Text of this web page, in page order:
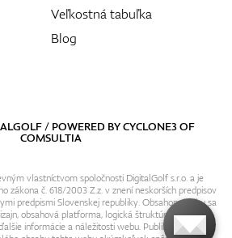
Veľkostná tabuľka
Blog
/ POWERED BYCYCLONE3OF
COMSULTIA
vlastníctvom spoločnosti DigitalGolf s.r.o. a je
zákona č. 618/2003 Z.z. v znení neskorších predpisov
predpismi Slovenskej republiky. Obsahom webu sa
obsahová platforma, logická štruktúra, textový i
informácie a náležitosti webu. Publikovanie resp.